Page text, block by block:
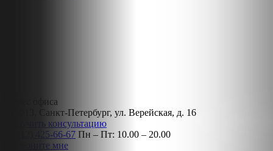
Адрес офиса
190013, Санкт-Петербург, ул. Верейская, д. 16
Получить консультацию
8 (812) 425-66-67 Пн – Пт: 10.00 – 20.00
Позвоните мне